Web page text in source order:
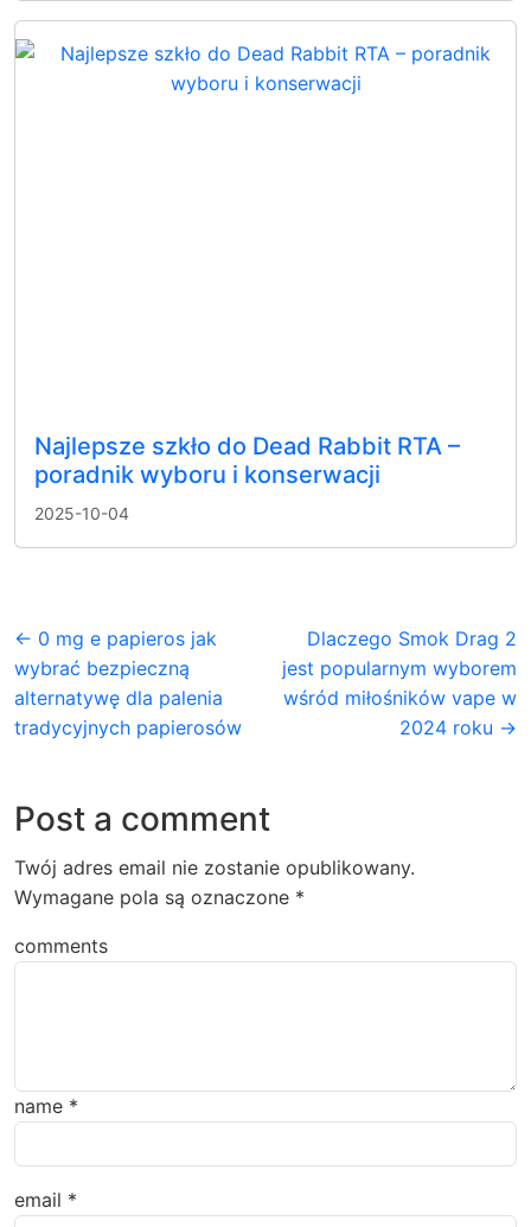
Najlepsze szkło do Dead Rabbit RTA –
poradnik wyboru i konserwacji
2025-10-04
← 0 mg e papieros jak
wybrać bezpieczną
alternatywę dla palenia
tradycyjnych papierosów
Dlaczego Smok Drag 2
jest popularnym wyborem
wśród miłośników vape w
2024 roku →
Post a comment
Twój adres email nie zostanie opublikowany.
Wymagane pola są oznaczone *
comments
name *
email *